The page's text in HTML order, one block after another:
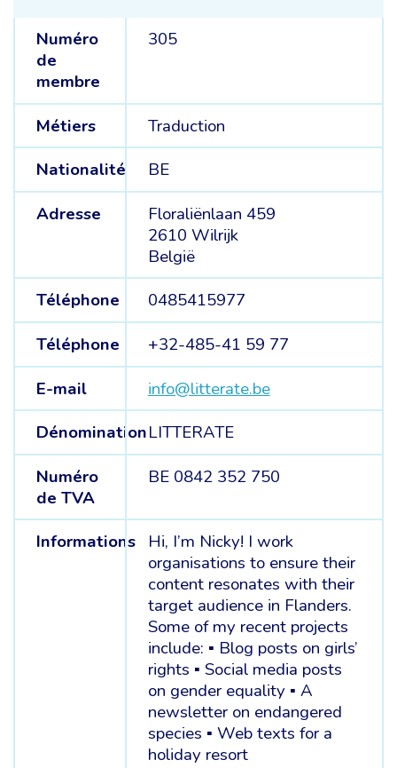
Numéro
de
membre
305
Métiers
Traduction
Nationalité
BE
Adresse
Floraliënlaan 459
2610 Wilrijk
België
Téléphone
0485415977
Téléphone
+32-485-41 59 77
E-mail
info@litterate.be
DénominationLITTERATE
Numéro
de TVA
BE 0842 352 750
Informations
Hi, I’m Nicky! I work
organisations to ensure their
content resonates with their
target audience in Flanders.
Some of my recent projects
include: ▪ Blog posts on girls’
rights ▪ Social media posts
on gender equality ▪ A
newsletter on endangered
species ▪ Web texts for a
holiday resort